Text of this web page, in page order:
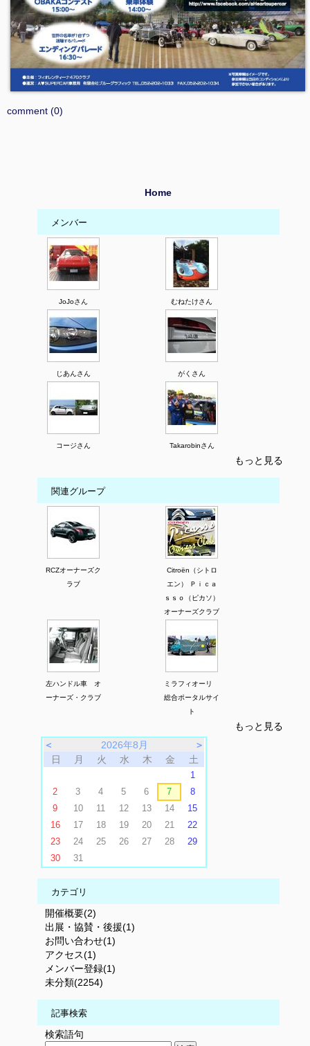
comment (0)
Home
メンバー
JoJoさん むねたけさん
じあんさん がくさん
コージさん Takarobinさん
もっと見る
関連グループ
RCZオーナーズク
ラブ
Citroën（シトロ
エン） Ｐｉｃａ
ｓｓｏ（ピカソ）
オーナーズクラブ
左ハンドル車 オ
ーナーズ・クラブ
ミラフィオーリ
総合ポータルサイ
ト
もっと見る
＜
2026年8月
＞
日
月 火 水 木 金 土
1
2
3 4 5 6 7
8
9
10 11 12 13 14
15
16
17 18 19 20 21
22
23
24 25 26 27 28
29
30
31
カテゴリ
開催概要(2)
出展・協賛・後援(1)
お問い合わせ(1)
アクセス(1)
メンバー登録(1)
未分類(2254)
記事検索
検索語句